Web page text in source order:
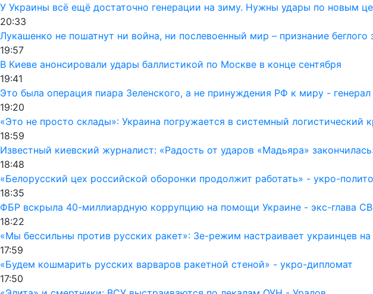
У Украины всё ещё достаточно генерации на зиму. Нужны удары по новым
20:33
Лукашенко не пошатнут ни война, ни послевоенный мир – признание беглого
19:57
В Киеве анонсировали удары баллистикой по Москве в конце сентября
19:41
Это была операция пиара Зеленского, а не принуждения РФ к миру -
19:20
«Это не просто склады»: Украина погружается в системный логистический
18:59
Известный киевский журналист: «Радость от ударов «Мадьяра»
18:48
«Белорусский цех российской оборонки продолжит работать» - укро-
18:35
ФБР вскрыла 40-миллиардную коррупцию на помощи Украине - экс-глава
18:22
«Мы бессильны против русских ракет»: Зе-режим настраивает украинцев
17:59
«Будем кошмарить русских варваров ракетной стеной» - укро-дипломат
17:50